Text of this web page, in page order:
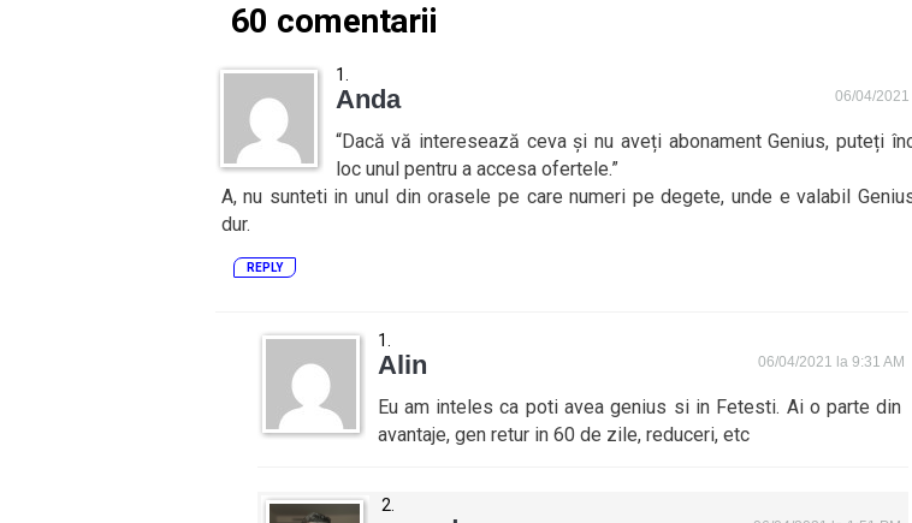
60 comentarii
Anda 06/04/2021
“Dacă vă interesează ceva și nu aveți abonament Genius, puteți
loc unul pentru a accesa ofertele.”
A, nu sunteti in unul din orasele pe care numeri pe degete, unde e valabil
dur.
REPLY
Alin 06/04/2021 la 9:31 AM
Eu am inteles ca poti avea genius si in Fetesti. Ai o parte din
avantaje, gen retur in 60 de zile, reduceri, etc